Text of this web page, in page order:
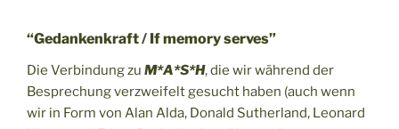
“Gedankenkraft / If memory serves”
Die Verbindung zu M*A*S*H, die wir während der
Besprechung verzweifelt gesucht haben (auch wenn
wir in Form von Alan Alda, Donald Sutherland, Leonard